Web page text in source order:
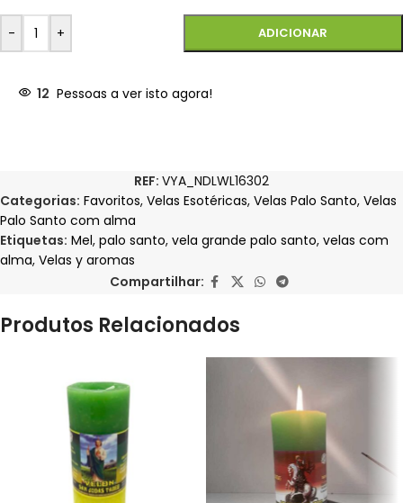
- + ADICIONAR
12 Pessoas a ver isto agora!
REF: VYA_NDLWL16302
Categorias: Favoritos, Velas Esotéricas, Velas Palo Santo, Velas
Palo Santo com alma
Etiquetas: Mel, palo santo, vela grande palo santo, velas com
alma, Velas y aromas
Compartilhar:
Produtos Relacionados